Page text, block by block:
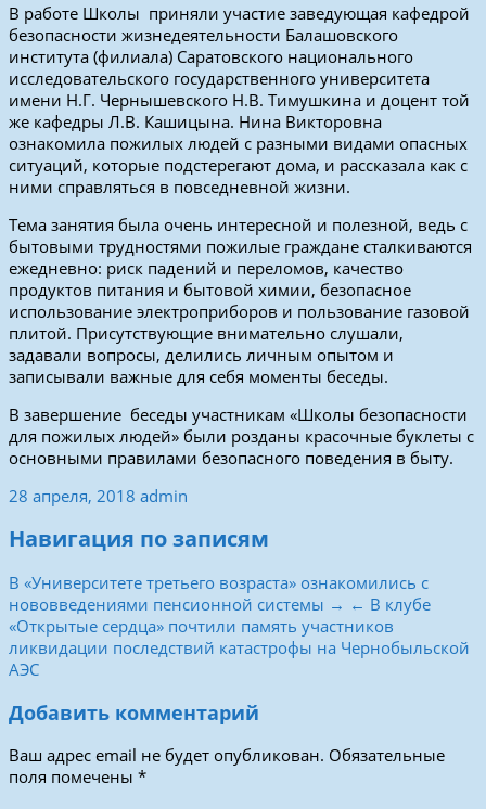
В работе Школы приняли участие заведующая кафедрой
безопасности жизнедеятельности Балашовского
института (филиала) Саратовского национального
исследовательского государственного университета
имени Н.Г. Чернышевского Н.В. Тимушкина и доцент той
же кафедры Л.В. Кашицына. Нина Викторовна
ознакомила пожилых людей с разными видами опасных
ситуаций, которые подстерегают дома, и рассказала как с
ними справляться в повседневной жизни.
Тема занятия была очень интересной и полезной, ведь с
бытовыми трудностями пожилые граждане сталкиваются
ежедневно: риск падений и переломов, качество
продуктов питания и бытовой химии, безопасное
использование электроприборов и пользование газовой
плитой. Присутствующие внимательно слушали,
задавали вопросы, делились личным опытом и
записывали важные для себя моменты беседы.
В завершение беседы участникам «Школы безопасности
для пожилых людей» были розданы красочные буклеты с
основными правилами безопасного поведения в быту.
28 апреля, 2018 admin
Навигация по записям
В «Университете третьего возраста» ознакомились с
нововведениями пенсионной системы → ← В клубе
«Открытые сердца» почтили память участников
ликвидации последствий катастрофы на Чернобыльской
АЭС
Добавить комментарий
Ваш адрес email не будет опубликован. Обязательные
поля помечены *